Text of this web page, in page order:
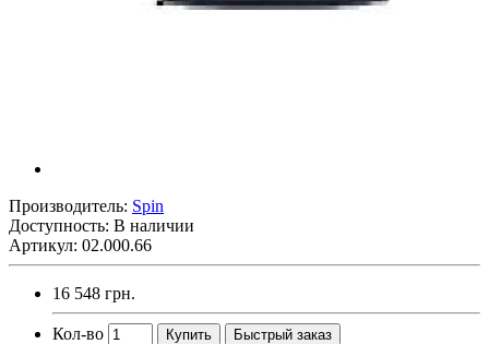
Производитель: Spin
Доступность: В наличии
Артикул: 02.000.66
16 548 грн.
Кол-во Купить Быстрый заказ